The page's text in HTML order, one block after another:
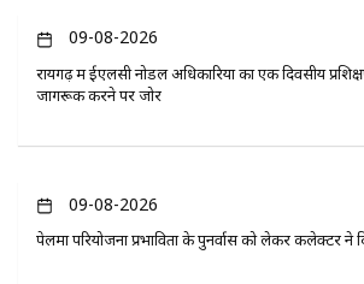
09-08-2026
रायगढ़ में ईएलसी नोडल अधिकारियों का एक दिवसीय
जागरूक करने पर जोर
09-08-2026
पेलमा परियोजना प्रभावितों के पुनर्वास को लेकर कलेक्टर ने